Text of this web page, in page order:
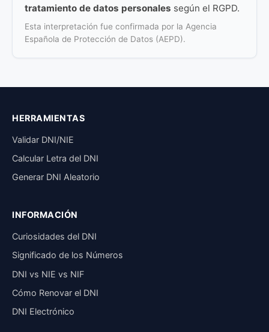
tratamiento de datos personales según el RGPD.
Esta interpretación fue confirmada por la Agencia
Española de Protección de Datos (AEPD).
HERRAMIENTAS
Validar DNI/NIE
Calcular Letra del DNI
Generar DNI Aleatorio
INFORMACIÓN
Curiosidades del DNI
Significado de los Números
DNI vs NIE vs NIF
Cómo Renovar el DNI
DNI Electrónico